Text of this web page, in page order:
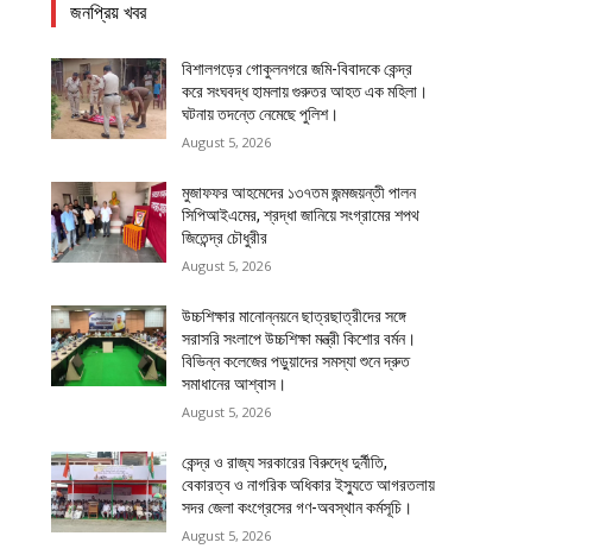
জনপ্রিয় খবর
বিশালগড়ের গোকুলনগরে জমি-বিবাদকে কেন্দ্র
করে সংঘবদ্ধ হামলায় গুরুতর আহত এক মহিলা।
ঘটনায় তদন্তে নেমেছে পুলিশ।
August 5, 2026
মুজাফফর আহমেদের ১৩৭তম জন্মজয়ন্তী পালন
সিপিআইএমের, শ্রদ্ধা জানিয়ে সংগ্রামের শপথ
জিতেন্দ্র চৌধুরীর
August 5, 2026
উচ্চশিক্ষার মানোন্নয়নে ছাত্রছাত্রীদের সঙ্গে
সরাসরি সংলাপে উচ্চশিক্ষা মন্ত্রী কিশোর বর্মন।
বিভিন্ন কলেজের পড়ুয়াদের সমস্যা শুনে দ্রুত
সমাধানের আশ্বাস।
August 5, 2026
কেন্দ্র ও রাজ্য সরকারের বিরুদ্ধে দুর্নীতি,
বেকারত্ব ও নাগরিক অধিকার ইস্যুতে আগরতলায়
সদর জেলা কংগ্রেসের গণ-অবস্থান কর্মসূচি।
August 5, 2026